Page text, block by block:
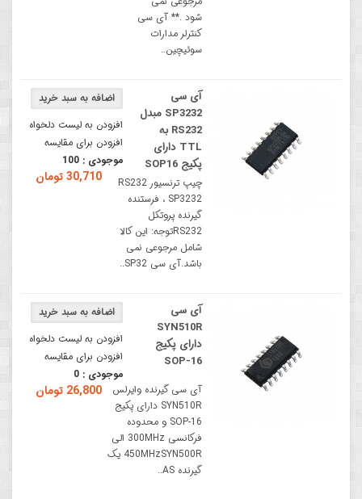
شود .** آی سی
کنترلر مدارات
سوئیچین..
افزودن به لیست دلخواه
افزودن برای مقایسه
موجودی : 100
30,710 تومان
آی سی
SP3232 مبدل
RS232 به
TTL دارای
پکیج SOP16
چیپ ترنسیور RS232
SP3232 ، فرستنده
گیرنده پروتکل
RS232توجه: این کالا
شامل مرجوعی نمی
باشد.آی سی SP32..
افزودن به لیست دلخواه
افزودن برای مقایسه
موجودی : 0
26,800 تومان
آی سی
SYN510R
دارای پکیج
SOP-16
آی سی گیرنده وایرلس
SYN510R دارای پکیج
SOP-16 و محدوده
فرکانسی 300MHz الی
450MHzSYN500R یک
گیرنده AS..